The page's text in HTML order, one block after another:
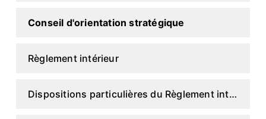
Conseil d'orientation stratégique
Règlement intérieur
Dispositions particulières du Règlement intérieur